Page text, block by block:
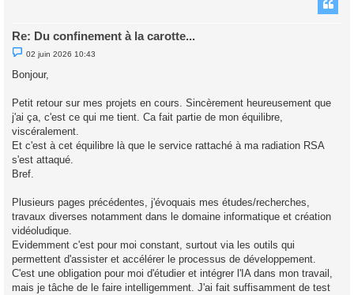
Re: Du confinement à la carotte...
M
e
s
g
e
n
n
02 juin 2026 10:43
Bonjour,
Petit retour sur mes projets en cours. Sincèrement heureusement que
j'ai ça, c'est ce qui me tient. Ca fait partie de mon équilibre,
viscéralement.
Et c'est à cet équilibre là que le service rattaché à ma radiation RSA
s'est attaqué.
Bref.
Plusieurs pages précédentes, j'évoquais mes études/recherches,
travaux diverses notamment dans le domaine informatique et création
vidéoludique.
Evidemment c'est pour moi constant, surtout via les outils qui
permettent d'assister et accélérer le processus de développement.
C'est une obligation pour moi d'étudier et intégrer l'IA dans mon travail,
mais je tâche de le faire intelligemment. J'ai fait suffisamment de test